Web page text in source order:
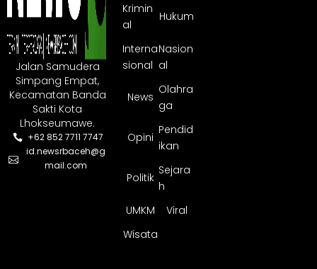
Jalan Samudera
Simpang Empat,
Kecamatan Banda
Sakti Kota
Lhokseumawe.
+62 852 7711 7747
id.newsrbaceh@g
mail.com
Krimin
al
Hukum
Interna
sional
Nasion
al
News
Olahra
ga
Opini
Pendid
ikan
Politik
Sejara
h
UMKM
Viral
Wisata